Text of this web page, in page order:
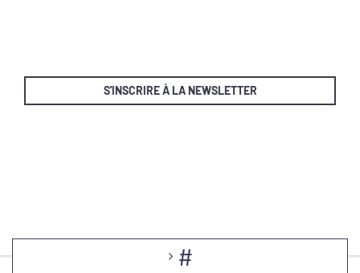
S'INSCRIRE À LA NEWSLETTER
#